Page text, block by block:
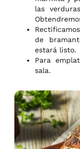
las
de
estará listo.
Para
sala.